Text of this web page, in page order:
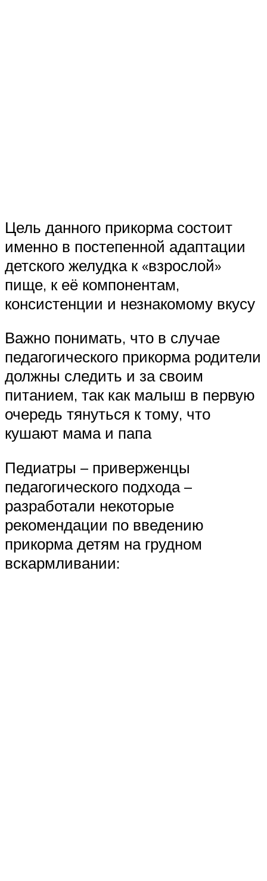
Цель данного прикорма состоит
именно в постепенной адаптации
детского желудка к «взрослой»
пище, к её компонентам,
консистенции и незнакомому вкусу
Важно понимать, что в случае
педагогического прикорма родители
должны следить и за своим
питанием, так как малыш в первую
очередь тянуться к тому, что
кушают мама и папа
Педиатры – приверженцы
педагогического подхода –
разработали некоторые
рекомендации по введению
прикорма детям на грудном
вскармливании: